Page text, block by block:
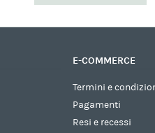
E-COMMERCE
Termini e
Pagamenti
Resi e recessi